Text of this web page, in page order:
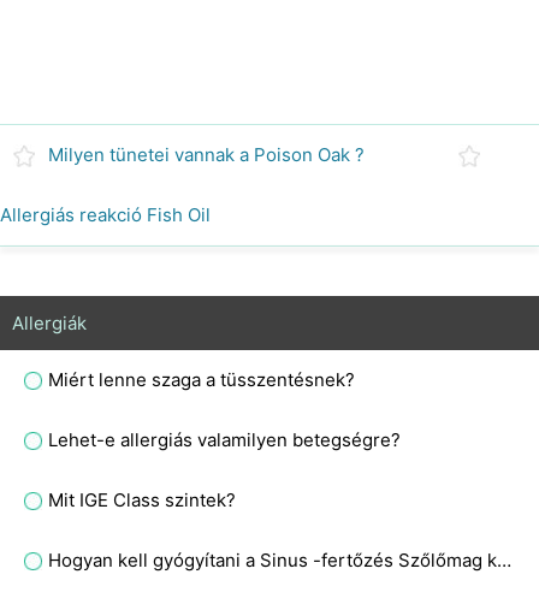
Milyen tünetei vannak a Poison Oak ?
Allergiás reakció Fish Oil
Allergiák
Miért lenne szaga a tüsszentésnek?
Lehet-e allergiás valamilyen betegségre?
Mit IGE Class szintek?
Hogyan kell gyógyítani a Sinus -fertőzés Szőlőmag kivonat